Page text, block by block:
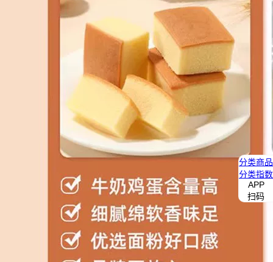
分类商品
分类指数
APP
扫码